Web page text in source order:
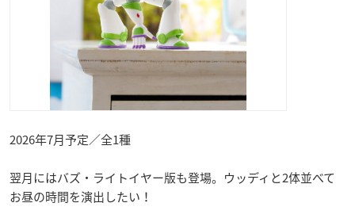
2026年7月予定／全1種
翌月にはバズ・ライトイヤー版も登場。ウッディと2体並べて
お昼の時間を演出したい！